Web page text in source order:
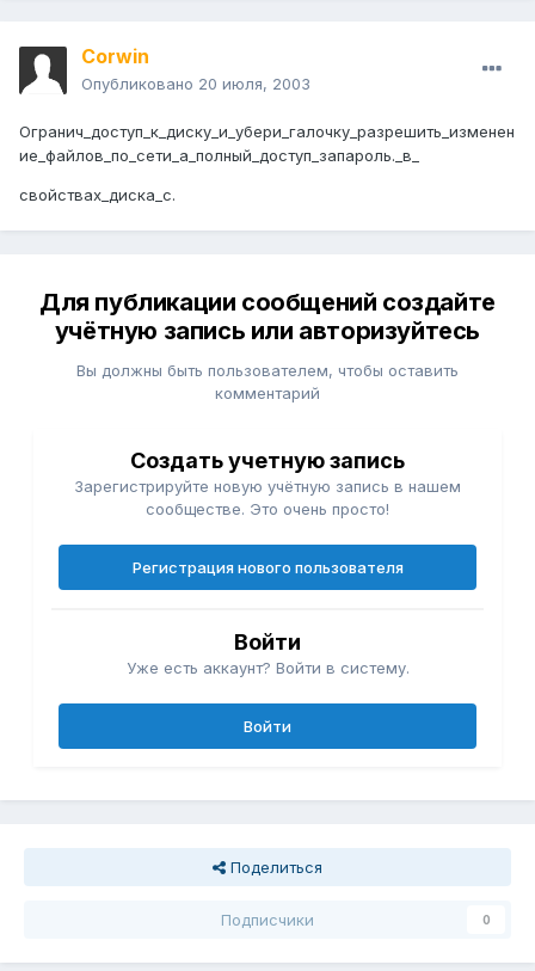
Corwin
Опубликовано 20 июля, 2003
Огранич_доступ_к_диску_и_убери_галочку_разрешить_изменен
ие_файлов_по_сети_а_полный_доступ_запароль._в_
свойствах_диска_с.
Для публикации сообщений создайте
учётную запись или авторизуйтесь
Вы должны быть пользователем, чтобы оставить
комментарий
Создать учетную запись
Зарегистрируйте новую учётную запись в нашем
сообществе. Это очень просто!
Регистрация нового пользователя
Войти
Уже есть аккаунт? Войти в систему.
Войти
Поделиться
Подписчики 0